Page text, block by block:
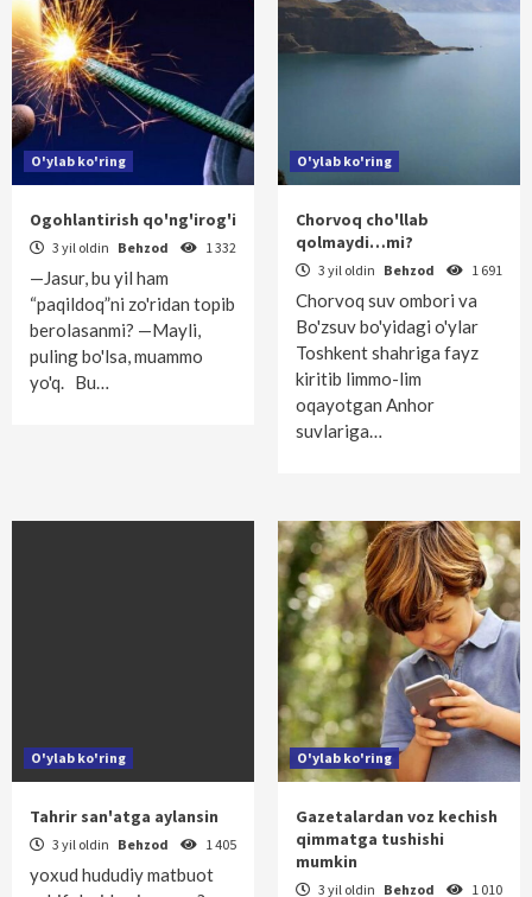
O'ylab ko'ring
Ogohlantirish qo'ng'irog'i
3 yil oldin Behzod 1 332
—Jasur, bu yil ham
“paqildoq”ni zo'ridan topib
berolasanmi? —Mayli,
puling bo'lsa, muammo
yo'q. Bu…
O'ylab ko'ring
Chorvoq cho'llab
qolmaydi…mi?
3 yil oldin Behzod 1 691
Chorvoq suv ombori va
Bo'zsuv bo'yidagi o'ylar
Toshkent shahriga fayz
kiritib limmo-lim
oqayotgan Anhor
suvlariga…
O'ylab ko'ring
Tahrir san'atga aylansin
3 yil oldin Behzod 1 405
yoxud hududiy matbuot
O'ylab ko'ring
Gazetalardan voz kechish
qimmatga tushishi
mumkin
3 yil oldin Behzod 1 010